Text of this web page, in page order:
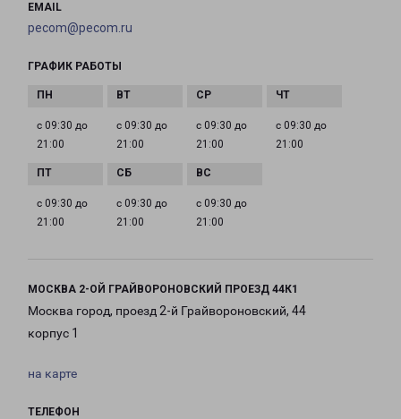
EMAIL
pecom@pecom.ru
ГРАФИК РАБОТЫ
с 09:30 до
21:00
с 09:30 до
21:00
с 09:30 до
21:00
с 09:30 до
21:00
с 09:30 до
21:00
с 09:30 до
21:00
с 09:30 до
21:00
МОСКВА 2-ОЙ ГРАЙВОРОНОВСКИЙ ПРОЕЗД 44К1
Москва город, проезд 2-й Грайвороновский, 44
корпус 1
на карте
ТЕЛЕФОН